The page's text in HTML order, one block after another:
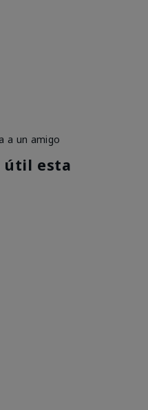
a un amigo
útil esta